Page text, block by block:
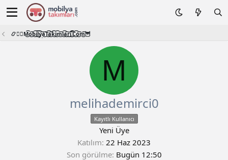
📿🧙‍♂️M͜͡o͜͡b͜͡i͜͡l͜͡y͜͡a͜͡T͜͡a͜͡k͜͡i͜͡m͜͡l͜͡a͜͡r͜͡i͜͡.͜͡C͜͡o͜͡m͜͡🦉
M
melihademirci0
Kayıtlı Kullanıcı
Yeni Üye
Katılım 22 Haz 2023
Son görülme Bugün 12:50